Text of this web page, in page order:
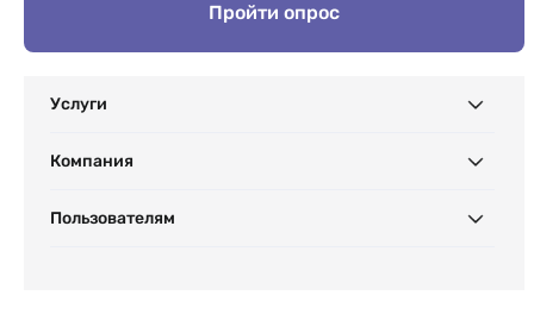
Пройти опрос
Услуги
Компания
Пользователям